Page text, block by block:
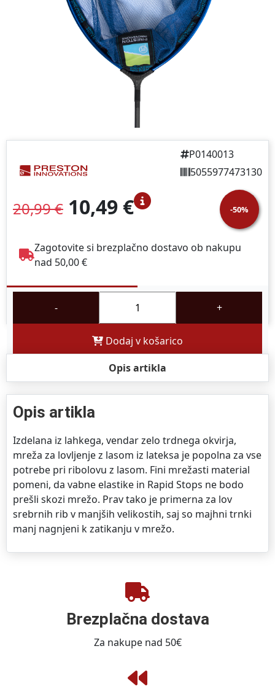
20,99 € 10,49 € -50%
P0140013
5055977473130
Zagotovite si brezplačno dostavo ob nakupu
nad 50,00 €
- +
Dodaj v košarico
Opis artikla
Opis artikla
Izdelana iz lahkega, vendar zelo trdnega okvirja,
mreža za lovljenje z lasom iz lateksa je popolna za vse
potrebe pri ribolovu z lasom. Fini mrežasti material
pomeni, da vabne elastike in Rapid Stops ne bodo
prešli skozi mrežo. Prav tako je primerna za lov
srebrnih rib v manjših velikostih, saj so majhni trnki
manj nagnjeni k zatikanju v mrežo.
Brezplačna dostava
Za nakupe nad 50€